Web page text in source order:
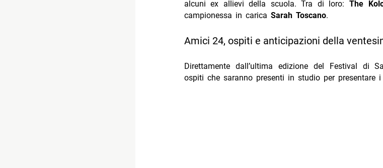
alcuni ex allievi della scuola. Tra di loro:The
campionessa in carica Sarah Toscano.
Amici 24, ospiti e anticipazioni della
Direttamente dall’ultima edizione del Festival di
ospiti che saranno presenti in studio per presentare